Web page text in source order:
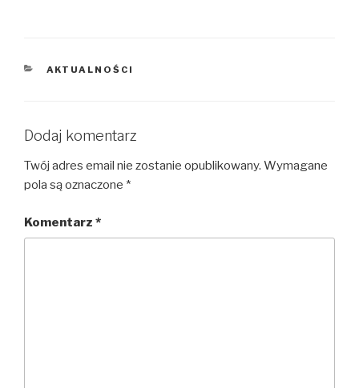
KATEGORIE
AKTUALNOŚCI
Dodaj komentarz
Twój adres email nie zostanie opublikowany. Wymagane
pola są oznaczone *
Komentarz *